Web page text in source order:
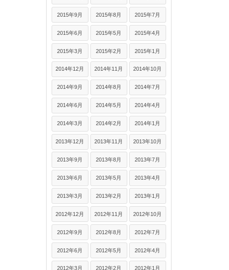
2015年9月 2015年8月 2015年7月
2015年6月 2015年5月 2015年4月
2015年3月 2015年2月 2015年1月
2014年12月 2014年11月 2014年10月
2014年9月 2014年8月 2014年7月
2014年6月 2014年5月 2014年4月
2014年3月 2014年2月 2014年1月
2013年12月 2013年11月 2013年10月
2013年9月 2013年8月 2013年7月
2013年6月 2013年5月 2013年4月
2013年3月 2013年2月 2013年1月
2012年12月 2012年11月 2012年10月
2012年9月 2012年8月 2012年7月
2012年6月 2012年5月 2012年4月
2012年3月 2012年2月 2012年1月